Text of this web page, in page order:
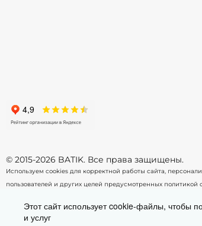
© 2015-2026 BATIK. Все права защищены.
Используем cookies для корректной работы сайта,
пользователей и других целей предусмотренных политикой
Этот сайт использует cookie-файлы, чтобы
и услуг